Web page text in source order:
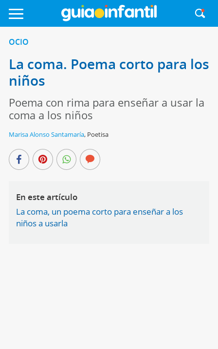
OCIO
La coma. Poema corto para los
niños
Poema con rima para enseñar a usar la
coma a los niños
Marisa Alonso Santamaría, Poetisa
En este artículo
La coma, un poema corto para enseñar a los
niños a usarla